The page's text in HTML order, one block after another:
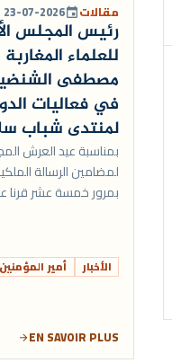
مقالاتevent
23-07-2026
رئيس المجلس
للعلماء
مصطفى
في فعاليات
لمنتدى شباب
بمناسبة عيد العرش
لمضامين الرسالة
بمرور خمسة عشر قرنا
الأخبار أمير المؤمنين
EN SAVOIR PLUS
arrow_forward